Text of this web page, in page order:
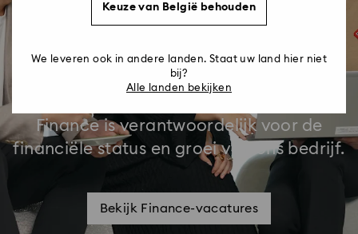
Finance
Finance is verantwoordelijk voor de
financiële status en groei van ons bedrijf.
Bekijk Finance-vacatures
Keuze van België behouden
We leveren ook in andere landen. Staat uw land hier niet
bij?
Alle landen bekijken